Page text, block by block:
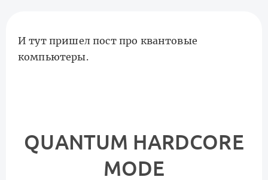
И тут пришел пост про квантовые
компьютеры.
QUANTUM HARDCORE
MODE